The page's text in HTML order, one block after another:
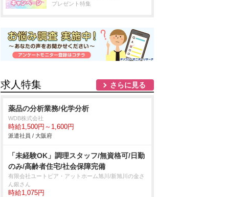
プレゼント特集
求人特集 さらに見る
薬品の分析業務/化学分析
WDB株式会社
時給1,500円～1,600円
派遣社員 / 大阪府
「未経験OK」調理スタッフ/無資格可/日勤
のみ/高齢者住宅/社会保障完備
有限会社ユートピア・アットホーム旭川/新旭川の金さ
ん銀さん
時給1,075円